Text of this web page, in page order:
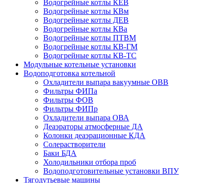
Водогрейные котлы КЕВ
Водогрейные котлы КВм
Водогрейные котлы ДЕВ
Водогрейные котлы КВа
Водогрейные котлы ПТВМ
Водогрейные котлы КВ-ГМ
Водогрейные котлы КВ-ТС
Модульные котельные установки
Водоподготовка котельной
Охладители выпара вакуумные ОВВ
Фильтры ФИПа
Фильтры ФОВ
Фильтры ФИПр
Охладители выпара ОВА
Деаэраторы атмосферные ДА
Колонки деаэрационные КДА
Солерастворители
Баки БДА
Холодильники отбора проб
Водоподготовительные установки ВПУ
Тягодутьевые машины